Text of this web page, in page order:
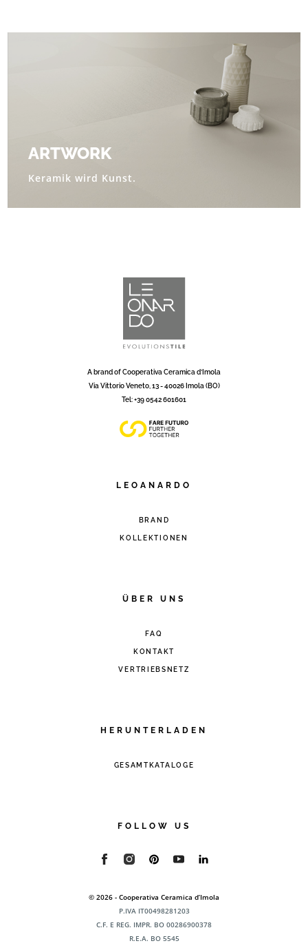
ARTWORK
Keramik wird Kunst.
A brand of Cooperativa Ceramica d’Imola
Via Vittorio Veneto, 13 - 40026 Imola (BO)
Tel: +39 0542 601601
LEOANARDO
BRAND
KOLLEKTIONEN
ÜBER UNS
FAQ
KONTAKT
VERTRIEBSNETZ
HERUNTERLADEN
GESAMTKATALOGE
FOLLOW US
© 2026 - Cooperativa Ceramica d’Imola
P.IVA IT00498281203
C.F. E REG. IMPR. BO 00286900378
R.E.A. BO 5545